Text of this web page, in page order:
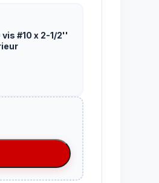
#10 x 2-1/2''